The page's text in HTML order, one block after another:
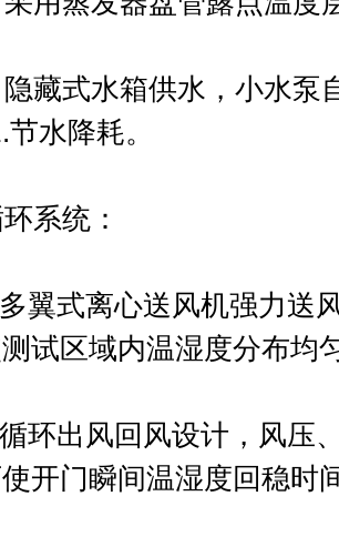
藏式水箱供水，小水泵
水降耗。
系统：
翼式离心送风机强力送
试区域内温湿度分布均
环出风回风设计，风压
开门瞬间温湿度回稳时